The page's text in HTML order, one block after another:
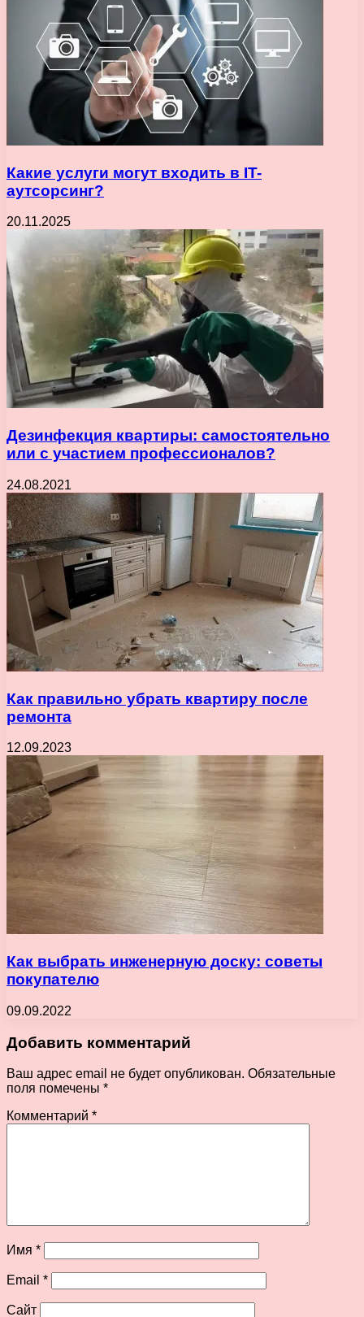
Какие услуги могут входить в IT-
аутсорсинг?
20.11.2025
Дезинфекция квартиры: самостоятельно
или с участием профессионалов?
24.08.2021
Как правильно убрать квартиру после
ремонта
12.09.2023
Как выбрать инженерную доску: советы
покупателю
09.09.2022
Добавить комментарий
Ваш адрес email не будет опубликован. Обязательные
поля помечены *
Комментарий *
Имя *
Email *
Сайт